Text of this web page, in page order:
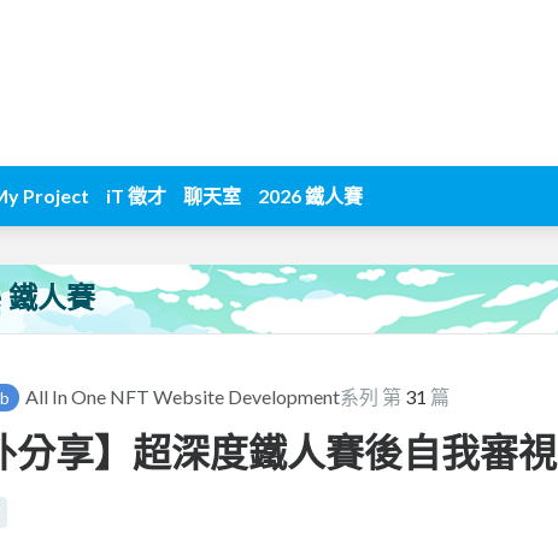
Project iT 徵才 聊天室 2026 鐵人賽
人賽
All In One NFT Website Development系列 第 31 篇
分享】超深度鐵人賽後自我審視